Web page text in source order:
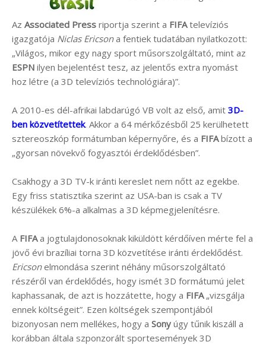
Az Associated Press riportja szerint a FIFAtelevíziós
igazgatója Niclas Ericsona fentiek tudatában nyilatkozott:
„Világos, mikor egy nagy sport műsorszolgáltató, mint az
ESPN ilyen bejelentést tesz, az jelentős extra nyomást
hoz létre (a 3D televíziós technológiára)”.
A 2010-es dél-afrikai labdarúgó VB volt az első, amit 3D-
ben közvetítettek. Akkor a 64 mérkőzésből 25 kerülhetett
sztereoszkóp formátumban képernyőre, és a FIFAbízott a
„gyorsan növekvő fogyasztói érdeklődésben”.
Csakhogy a 3D TV-k iránti kereslet nem nőtt az egekbe.
Egy friss statisztika szerint az USA-ban is csak a TV
készülékek 6%-a alkalmas a 3D képmegjelenítésre.
A FIFAa jogtulajdonosoknak kiküldött kérdőíven mérte fel a
jövő évi brazíliai torna 3D közvetítése iránti érdeklődést.
Ericsonelmondása szerint néhány műsorszolgáltató
részéről van érdeklődés, hogy ismét 3D formátumú jelet
kaphassanak, de azt is hozzátette, hogy a FIFA„vizsgálja
ennek költségeit”. Ezen költségek szempontjából
bizonyosan nem mellékes, hogy a Sony úgy tűnik kiszáll a
korábban általa szponzorált sportesemények 3D